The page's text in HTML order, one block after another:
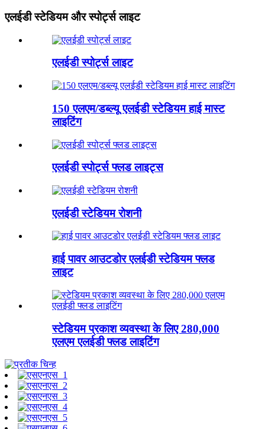
एलईडी स्टेडियम और स्पोर्ट्स लाइट
एलईडी स्पोर्ट्स लाइट
150 एलएम/डब्ल्यू एलईडी स्टेडियम हाई मास्ट
लाइटिंग
एलईडी स्पोर्ट्स फ्लड लाइट्स
एलईडी स्टेडियम रोशनी
हाई पावर आउटडोर एलईडी स्टेडियम फ्लड
लाइट
स्टेडियम प्रकाश व्यवस्था के लिए 280,000
एलएम एलईडी फ्लड लाइटिंग